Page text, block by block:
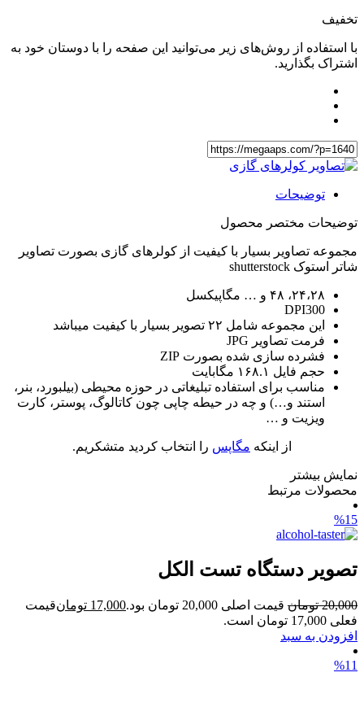
تخفیف
با استفاده از روش‌های زیر می‌توانید این صفحه را با دوستان خود به
اشتراک بگذارید.
توضیحات
توضیحات مختصر محصول
مجموعه تصاویر بسیار با کیفیت از کولرهای گازی بصورت تصاویر
شاتر استوک shutterstock
۲۴،۲۸، ۴۸ و … مگاپیکسل
DPI300
این مجموعه شامل ۲۲ تصویر بسیار با کیفیت میباشد
فرمت تصاویر JPG
فشرده سازی شده بصورت ZIP
حجم فایل ۱۶۸.۱ مگابایت
مناسب برای استفاده تبلیغاتی در حوزه محیطی (بیلبورد، بنر،
استند و…) و چه در حیطه چاپی چون کاتالوگ، پوستر، کارت
ویزیت و …
از اینکه مگاپس را انتخاب کردید متشکریم.
نمایش بیشتر
محصولات مرتبط
%15
تصویر دستگاه تست الکل
20,000 تومان قیمت اصلی 20,000 تومان بود. 17,000 تومانقیمت
فعلی 17,000 تومان است.
افزودن به سبد
%11